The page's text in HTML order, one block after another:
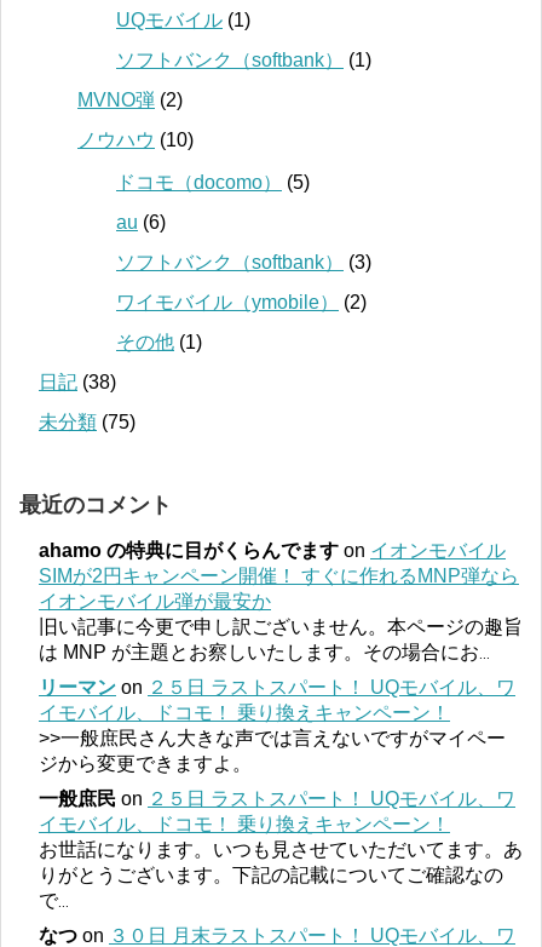
UQモバイル (1)
ソフトバンク（softbank）
(1)
MVNO弾 (2)
ノウハウ (10)
ドコモ（docomo）
(5)
au (6)
ソフトバンク（softbank）
(3)
ワイモバイル（ymobile）
(2)
その他 (1)
日記 (38)
未分類 (75)
最近のコメント
ahamo の特典に目がくらんでます on イオンモバイル
SIMが2円キャンペーン開催！ すぐに作れるMNP弾なら
イオンモバイル弾が最安か
旧い記事に今更で申し訳ございません。本ページの趣旨
は MNP が主題とお察しいたします。その場合にお
リーマン on ２５日 ラストスパート！ UQモバイル、ワ
イモバイル、ドコモ！ 乗り換えキャンペーン！
>>一般庶民さん大きな声では言えないですがマイペー
ジから変更できますよ。
一般庶民 on ２５日 ラストスパート！ UQモバイル、ワ
イモバイル、ドコモ！ 乗り換えキャンペーン！
お世話になります。いつも見させていただいてます。あ
りがとうございます。下記の記載についてご確認なの
で...
なつ on ３０日 月末ラストスパート！ UQモバイル、ワ